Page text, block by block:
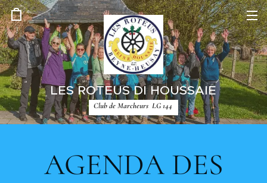
LES ROTEUS DI HOUSSAIE
Club de Marcheurs LG 144
AGENDA DES